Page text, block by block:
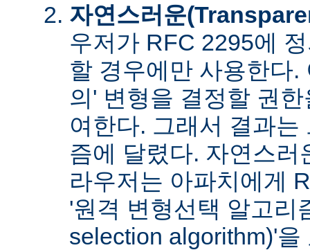
자연스러운
우저가 RFC 2295에
할 경우에만 사용한다.
의' 변형을 결정할 권
여한다. 그래서 결과
즘에 달렸다. 자연스러
라우저는 아파치에게
'원격 변형선택 알고리
selection algorithm)'을